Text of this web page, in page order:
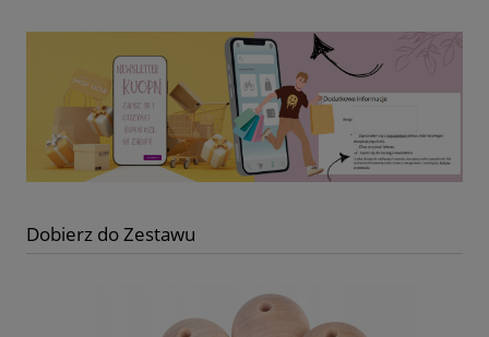
Dobierz do Zestawu